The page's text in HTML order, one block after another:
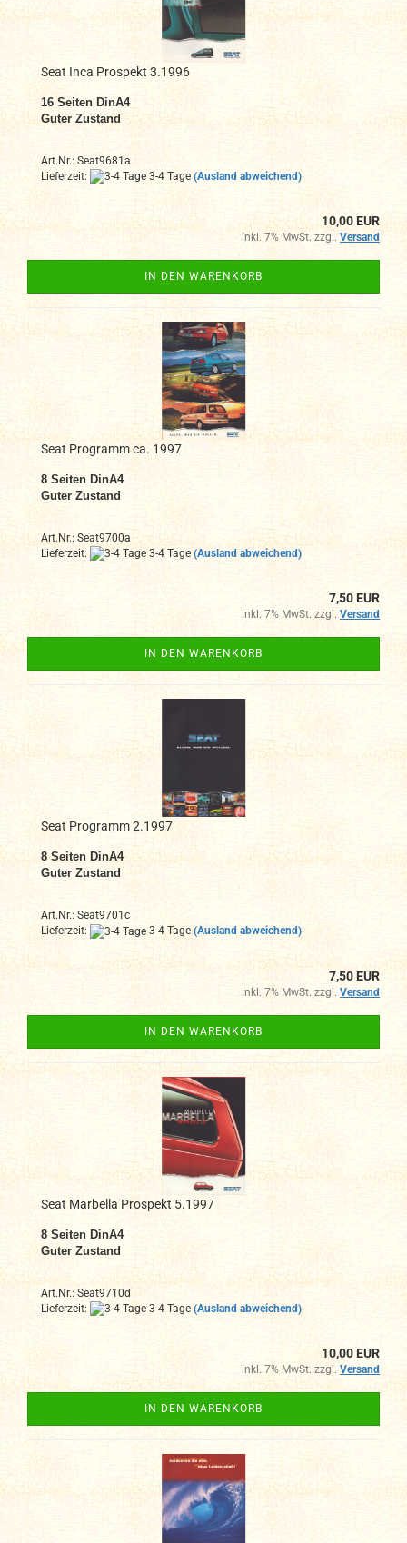
Seat Inca Prospekt 3.1996
16 Seiten DinA4
Guter Zustand
Art.Nr.: Seat9681a
Lieferzeit:
3-4 Tage (Ausland abweichend)
10,00 EUR
inkl. 7% MwSt. zzgl. Versand
IN DEN WARENKORB
Seat Programm ca. 1997
8 Seiten DinA4
Guter Zustand
Art.Nr.: Seat9700a
Lieferzeit:
3-4 Tage (Ausland abweichend)
7,50 EUR
inkl. 7% MwSt. zzgl.Versand
IN DEN WARENKORB
Seat Programm 2.1997
8 Seiten DinA4
Guter Zustand
Art.Nr.: Seat9701c
Lieferzeit:
3-4 Tage (Ausland abweichend)
7,50 EUR
inkl. 7% MwSt. zzgl. Versand
IN DEN WARENKORB
Seat Marbella Prospekt 5.1997
8 Seiten DinA4
Guter Zustand
Art.Nr.: Seat9710d
Lieferzeit:
3-4 Tage (Ausland abweichend)
10,00 EUR
inkl. 7% MwSt. zzgl. Versand
IN DEN WARENKORB